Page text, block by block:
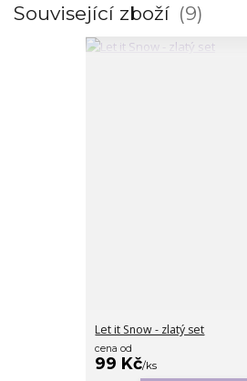
Související zboží 9
Let it Snow - zlatý set
cena od
99 Kč/ks